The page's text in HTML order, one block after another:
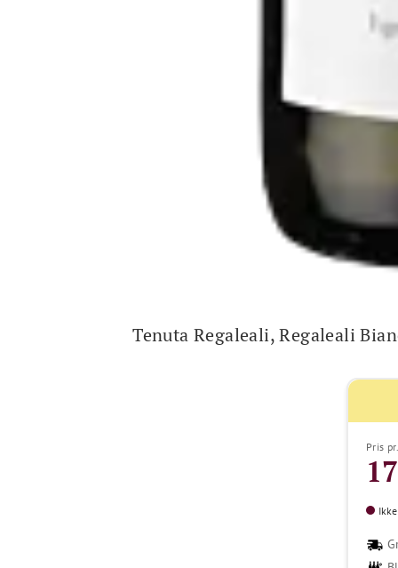
Tenuta Regaleali, Regaleali
Pris